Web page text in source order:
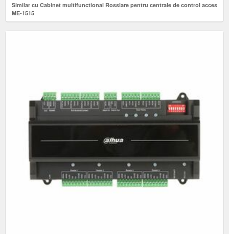
Similar cu Cabinet multifunctional Rosslare pentru centrale de control acces
ME-1515